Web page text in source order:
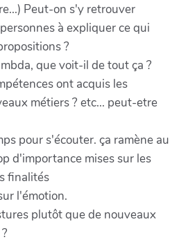
Peut-on s'y retrouver
à expliquer ce qui
?
que voit-il de tout ça ?
ont acquis les
métiers ? etc... peut-etre
pour s'écouter. ça ramène au
d'importance mises sur les
finalités
l'émotion.
plutôt que de nouveaux